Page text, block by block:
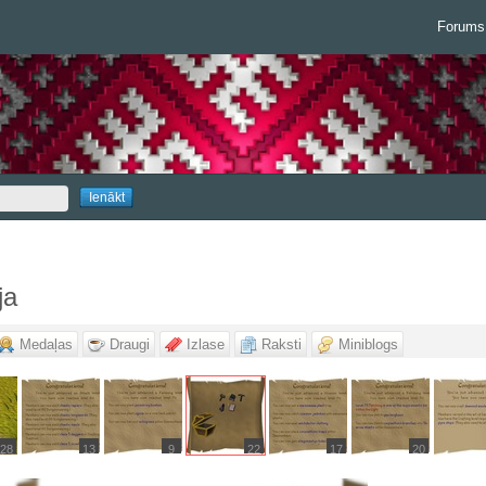
Forums
Medaļas Draugi Izlase Raksti Miniblogs
28 13 9 22 17 20